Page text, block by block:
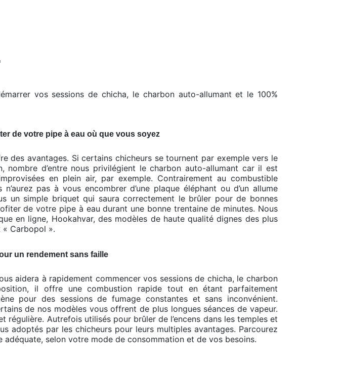
vos sessions de chicha, le charbon auto-allumant et le 100%
de votre pipe à eau où que vous soyez
des avantages. Si certains chicheurs se tournent par exemple vers le
nombre d’entre nous privilégient le charbon auto-allumant car il est
en plein air, par exemple. Contrairement au combustible
pas à vous encombrer d’une plaque éléphant ou d’un allume
un simple briquet qui saura correctement le brûler pour de bonnes
de votre pipe à eau durant une bonne trentaine de minutes. Nous
en ligne, Hookahvar, des modèles de haute qualité dignes des plus
« Carbopol ».
un rendement sans faille
aidera à rapidement commencer vos sessions de chicha, le charbon
il offre une combustion rapide tout en étant parfaitement
pour des sessions de fumage constantes et sans inconvénient.
de nos modèles vous offrent de plus longues séances de vapeur.
régulière. Autrefois utilisés pour brûler de l’encens dans les temples et
adoptés par les chicheurs pour leurs multiples avantages. Parcourez
selon votre mode de consommation et de vos besoins.